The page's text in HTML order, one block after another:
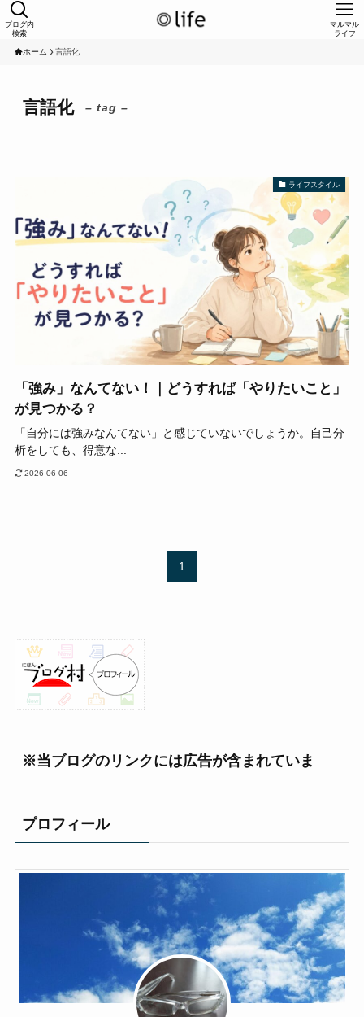
ブログ内
検索
マルマル
ライフ
ホーム 言語化
言語化 – tag –
ライフスタイル
「強み」なんてない！｜どうすれば「やりたいこと」
が見つかる？
「自分には強みなんてない」と感じていないでしょうか。自己分
析をしても、得意な...
2026-06-06
1
※当ブログのリンクには広告が含まれていま
プロフィール